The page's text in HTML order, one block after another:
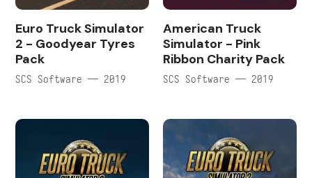
Euro Truck Simulator
2 - Goodyear Tyres
Pack
SCS Software — 2019
American Truck
Simulator - Pink
Ribbon Charity Pack
SCS Software — 2019